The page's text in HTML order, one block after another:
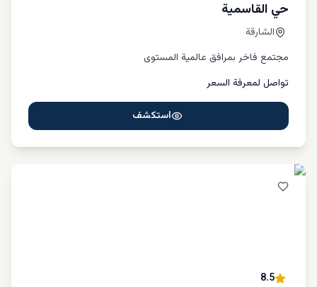
حي القاسمية
الشارقة
مجتمع فاخر بمرافق عالمية المستوى
تواصل لمعرفة السعر
استكشف
8.5